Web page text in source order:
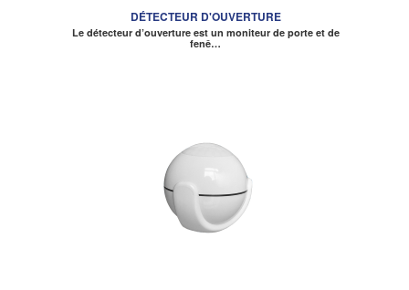
DÉTECTEUR D'OUVERTURE
Le détecteur d’ouverture est un moniteur de porte et de
fenê…